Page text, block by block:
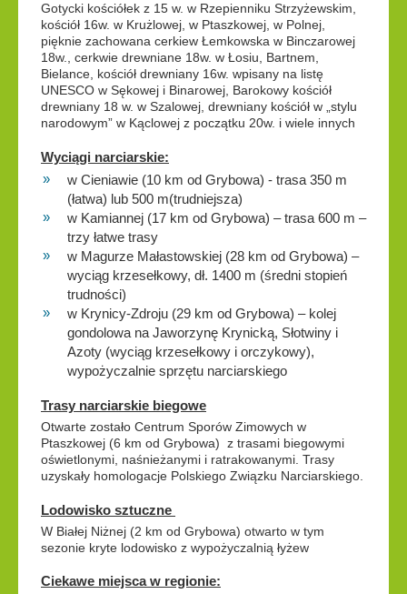
Gotycki kościółek z 15 w. w Rzepienniku Strzyżewskim,
kościół 16w. w Krużlowej, w Ptaszkowej, w Polnej,
pięknie zachowana cerkiew Łemkowska w Binczarowej
18w., cerkwie drewniane 18w. w Łosiu, Bartnem,
Bielance, kościół drewniany 16w. wpisany na listę
UNESCO w Sękowej i Binarowej, Barokowy kościół
drewniany 18 w. w Szalowej, drewniany kościół w „stylu
narodowym” w Kąclowej z początku 20w. i wiele innych
Wyciągi narciarskie:
w Cieniawie (10 km od Grybowa) - trasa 350 m
(łatwa) lub 500 m(trudniejsza)
w Kamiannej (17 km od Grybowa) – trasa 600 m –
trzy łatwe trasy
w Magurze Małastowskiej (28 km od Grybowa) –
wyciąg krzesełkowy, dł. 1400 m (średni stopień
trudności)
w Krynicy-Zdroju (29 km od Grybowa) – kolej
gondolowa na Jaworzynę Krynicką, Słotwiny i
Azoty (wyciąg krzesełkowy i orczykowy),
wypożyczalnie sprzętu narciarskiego
Trasy narciarskie biegowe
Otwarte zostało Centrum Sporów Zimowych w
Ptaszkowej (6 km od Grybowa) z trasami biegowymi
oświetlonymi, naśnieżanymi i ratrakowanymi. Trasy
uzyskały homologacje Polskiego Związku Narciarskiego.
Lodowisko sztuczne
W Białej Niżnej (2 km od Grybowa) otwarto w tym
sezonie kryte lodowisko z wypożyczalnią łyżew
Ciekawe miejsca w regionie: